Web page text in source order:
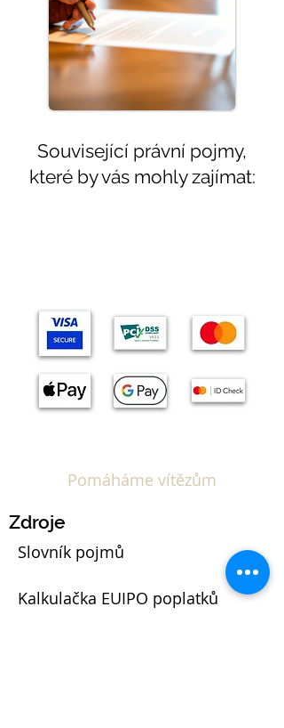
Související právní pojmy,
které by vás mohly zajímat:
Pomáháme vítězům
Zdroje
Slovník pojmů
Kalkulačka EUIPO poplatků